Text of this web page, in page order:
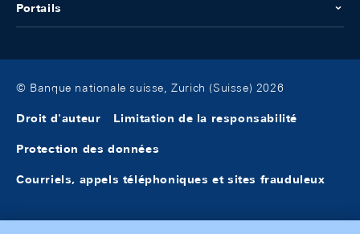
Portails
© Banque nationale suisse, Zurich (Suisse) 2026
Droit d'auteur Limitation de la responsabilité
Protection des données
Courriels, appels téléphoniques et sites frauduleux